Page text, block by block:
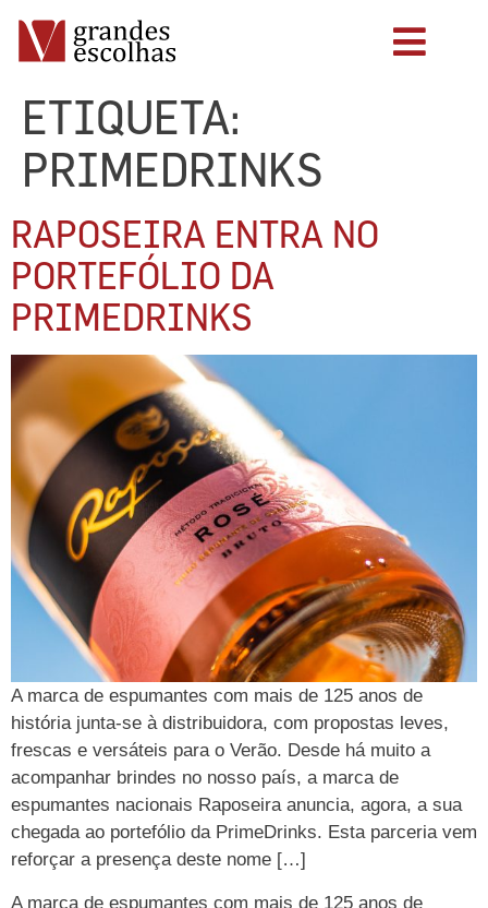
ETIQUETA:
PRIMEDRINKS
RAPOSEIRA ENTRA NO
PORTEFÓLIO DA
PRIMEDRINKS
A marca de espumantes com mais de 125 anos de
história junta-se à distribuidora, com propostas leves,
frescas e versáteis para o Verão. Desde há muito a
acompanhar brindes no nosso país, a marca de
espumantes nacionais Raposeira anuncia, agora, a sua
chegada ao portefólio da PrimeDrinks. Esta parceria vem
reforçar a presença deste nome […]
A marca de espumantes com mais de 125 anos de